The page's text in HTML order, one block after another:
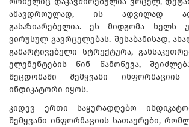
ამავდროულად, ის ადვილად
გასაზიარებელია. ეს მიდგომა ხელს
ვირუსულ გავრცელებას. შესაბამისად,
გამარტივებული სტრუქტურა,
ელემენტების წინ წამოწევა,
შეცდომაში შემყვანი ინფორმაციის
ინდიკატორი იყოს.
კიდევ ერთი საყურადღებო
შემყვანი ინფორმაციის სათაურები,